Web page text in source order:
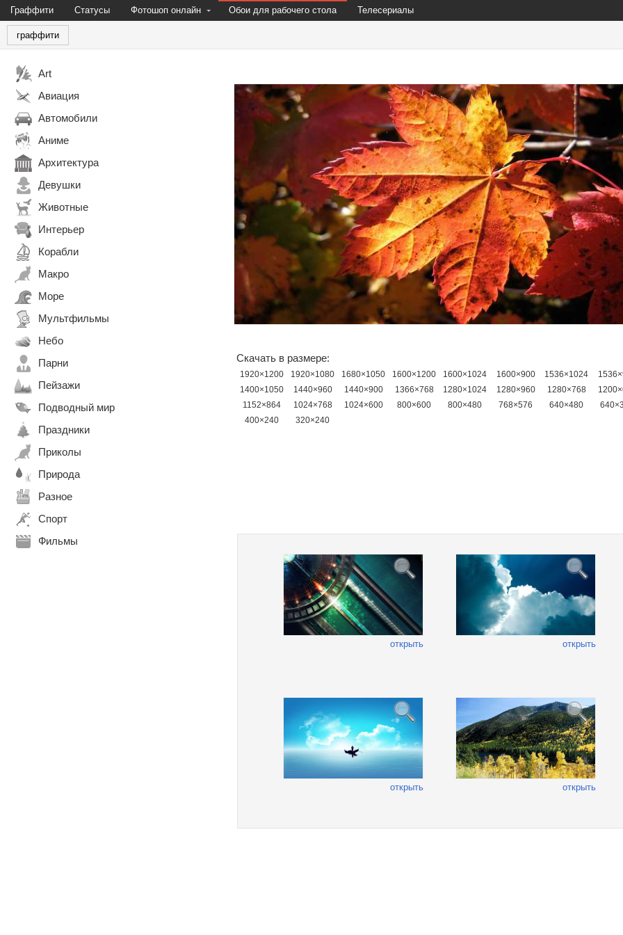
Граффити Статусы Фотошоп онлайн Обои для рабочего стола Телесериалы
граффити
Art
Авиация
Автомобили
Аниме
Архитектура
Девушки
Животные
Интерьер
Корабли
Макро
Море
Мультфильмы
Небо
Парни
Пейзажи
Подводный мир
Праздники
Приколы
Природа
Разное
Спорт
Фильмы
Скачать в размере:
1920×1200 1920×1080 1680×1050 1600×1200 1600×1024 1600×900 1536×1024
1400×1050
1440×960 1440×900 1366×768 1280×1024 1280×960 1280×768
1152×864
1024×768 1024×600 800×600 800×480 768×576 640×480
400×240
320×240
открыть открыть
открыть открыть